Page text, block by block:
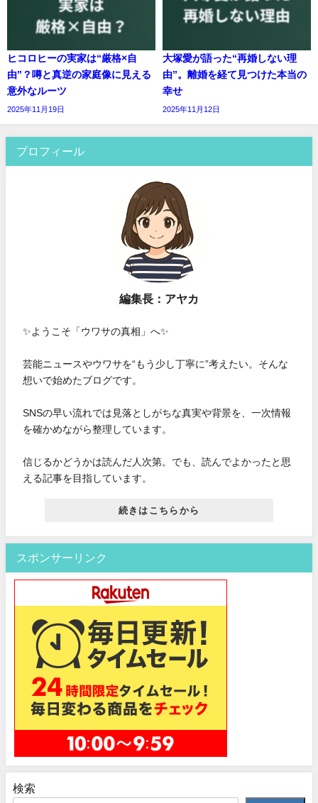
ヒコロヒーの実家は“厳格×自
由”？噂と真逆の家庭像に見える
意外なルーツ
2025年11月19日
大塚愛が語った“再婚しない理
由”。離婚を経て見つけた本当の
幸せ
2025年11月12日
プロフィール
編集長：アヤカ
✨ようこそ「ウワサの真相」へ✨
芸能ニュースやウワサを“もう少し丁寧に”考えたい。そんな
想いで始めたブログです。
SNSの早い流れでは見落としがちな真実や背景を、一次情報
を確かめながら整理しています。
信じるかどうかは読んだ人次第。でも、読んでよかったと思
える記事を目指しています。
続きはこちらから
スポンサーリンク
検索